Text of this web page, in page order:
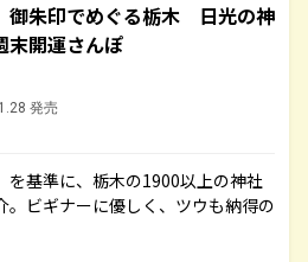
朱印でめぐる栃木 日光の神
開運さんぽ
発売
を基準に、栃木の1900以上の神社
。ビギナーに優しく、ツウも納得の